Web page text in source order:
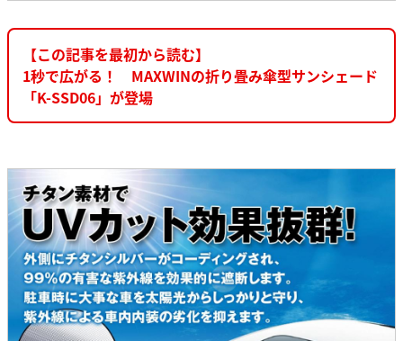
【この記事を最初から読む】
1秒で広がる！ MAXWINの折り畳み傘型サンシェード
「K-SSD06」が登場